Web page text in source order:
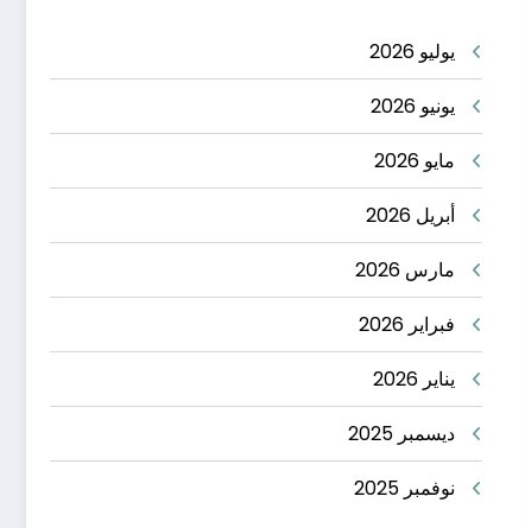
يوليو 2026
يونيو 2026
مايو 2026
أبريل 2026
مارس 2026
فبراير 2026
يناير 2026
ديسمبر 2025
نوفمبر 2025